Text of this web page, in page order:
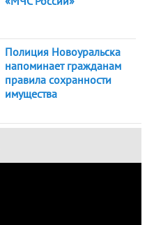
Полиция Новоуральска
напоминает гражданам
правила сохранности
имущества